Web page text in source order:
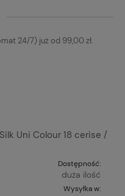
24/7) już od 99,00 zł.
Uni Colour 18 cerise /
Dostępność:
duża ilość
Wysyłka w: